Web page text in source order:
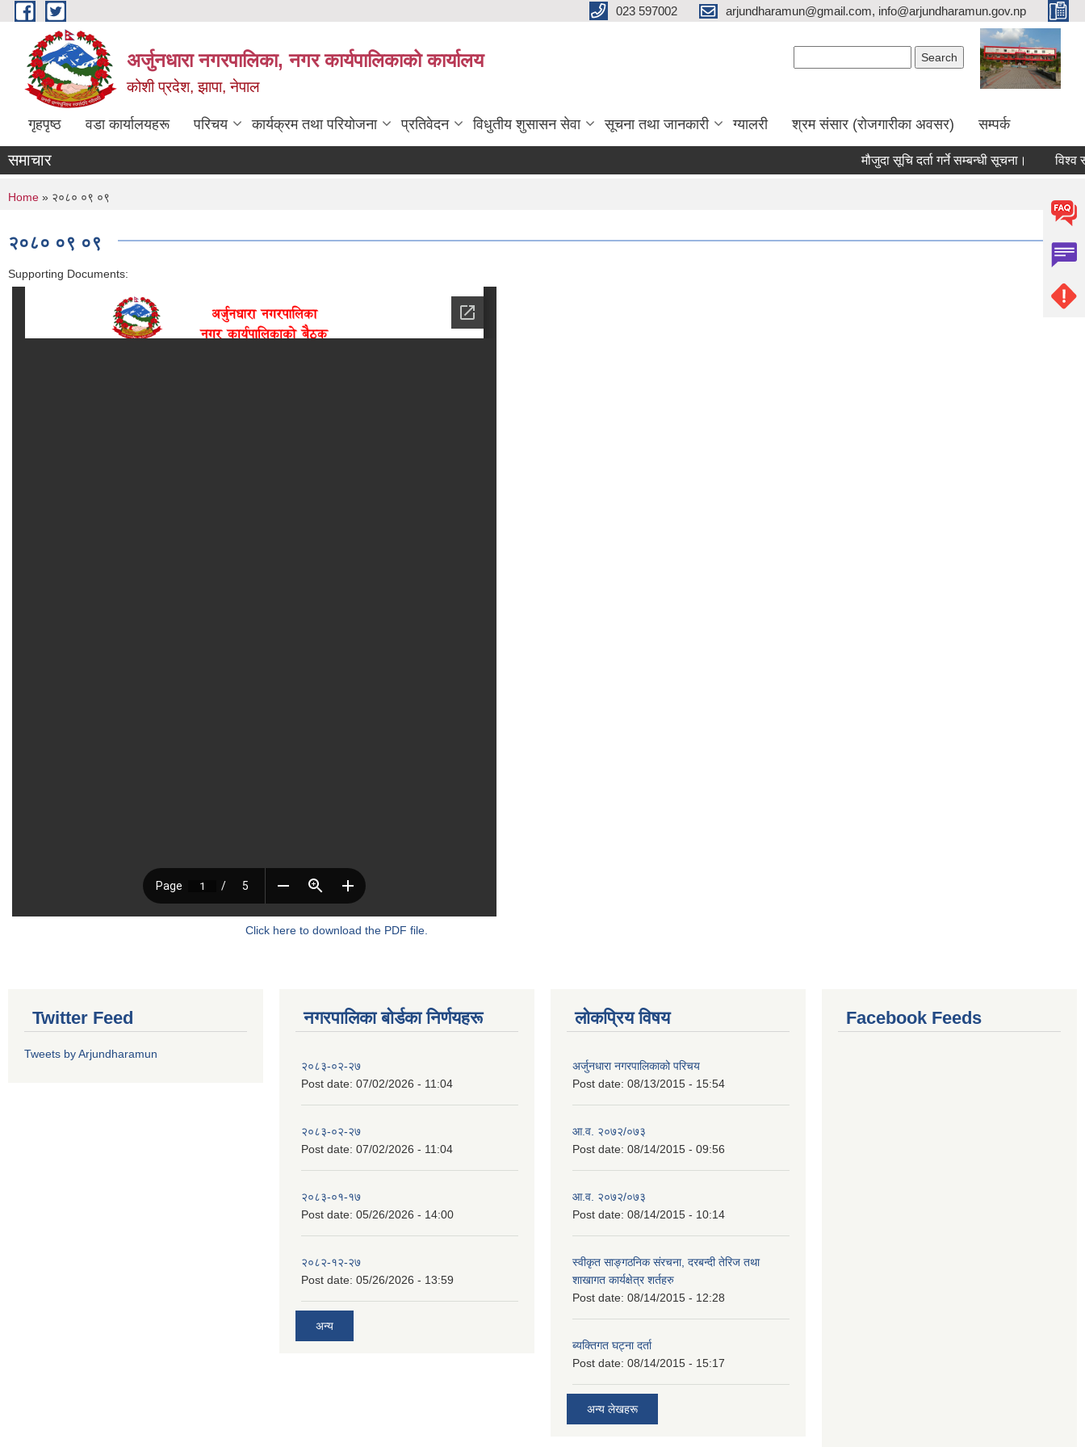
Skip to main content 023 597002 arjundharamun@gmail.com, info@arjundharamun.gov.np
अर्जुनधारा नगरपालिका, नगर कार्यपालिकाको कार्यालय
कोशी प्रदेश, झापा, नेपाल
गृहपृष्ठ वडा कार्यालयहरू परिचय कार्यक्रम तथा परियोजना प्रतिवेदन विधुतीय शुसासन सेवा सूचना तथा जानकारी ग्यालरी श्रम संसार (रोजगारीका अवसर) सम्पर्क
समाचार मौजुदा सूचि दर्ता गर्ने सम्बन्धी सूचना। विश्व
You are here
Home » २०८० ०९ ०९
२०८० ०९ ०९
Supporting Documents:
Click here to download the PDF file.
Twitter Feed
Tweets by Arjundharamun
नगरपालिका बाेर्डका निर्णयहरू
२०८३-०२-२७
Post date: 07/02/2026 - 11:04
२०८३-०२-२७
Post date: 07/02/2026 - 11:04
२०८३-०१-१७
Post date: 05/26/2026 - 14:00
२०८२-१२-२७
Post date: 05/26/2026 - 13:59
अन्य
लोकप्रिय विषय
अर्जुनधारा नगरपालिकाको परिचय
Post date: 08/13/2015 - 15:54
आ.व. २०७२/०७३
Post date: 08/14/2015 - 09:56
आ.व. २०७२/०७३
Post date: 08/14/2015 - 10:14
स्वीकृत साङ्गठनिक संरचना, दरबन्दी तेरिज तथा
शाखागत कार्यक्षेत्र शर्तहरु
Post date: 08/14/2015 - 12:28
ब्यक्तिगत घट्ना दर्ता
Post date: 08/14/2015 - 15:17
अन्य लेखहरू
Facebook Feeds